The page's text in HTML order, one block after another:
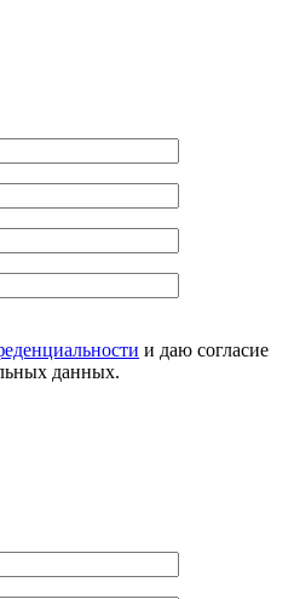
и даю согласие
данных.